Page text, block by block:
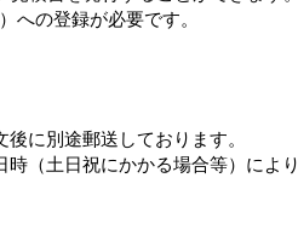
への登録が必要です。
に別途郵送しております。
（土日祝にかかる場合等）によ